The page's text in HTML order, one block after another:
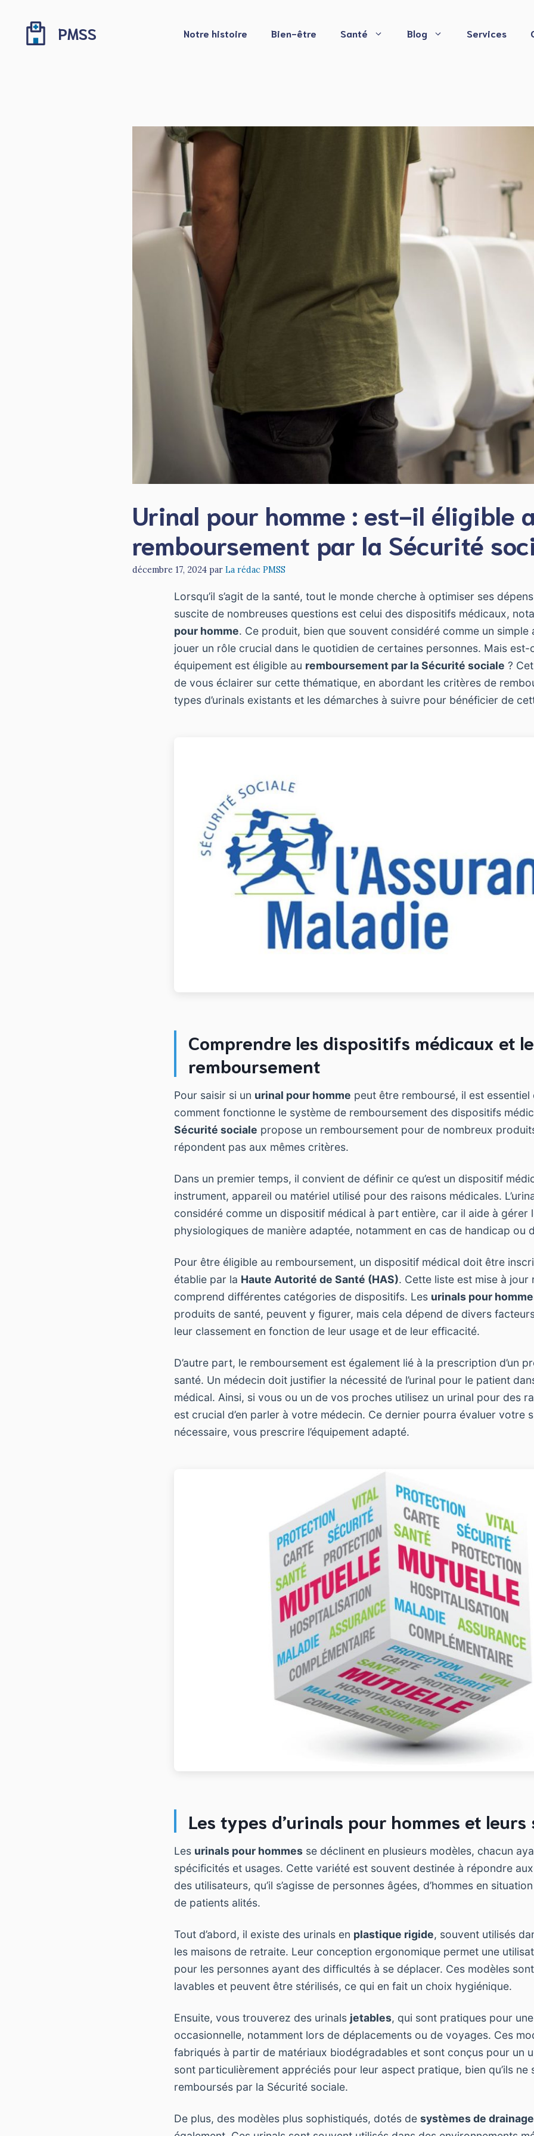
contenu
PMSS Notre histoire Bien-être Santé Blog Services
Urinal pour homme : est-il éligible
remboursement par la Sécurité
décembre 17, 2024 par La rédac PMSS
Lorsqu’il s’agit de la santé, tout le monde cherche à optimiser ses
suscite de nombreuses questions est celui des dispositifs médicaux,
pour homme. Ce produit, bien que souvent considéré comme un simple
jouer un rôle crucial dans le quotidien de certaines personnes. Mais est-
équipement est éligible au remboursement par la Sécurité sociale ?
de vous éclairer sur cette thématique, en abordant les critères de
types d’urinals existants et les démarches à suivre pour bénéficier de
Comprendre les dispositifs médicaux et
remboursement
Pour saisir si un urinal pour homme peut être remboursé, il est
comment fonctionne le système de remboursement des dispositifs
Sécurité sociale propose un remboursement pour de nombreux
répondent pas aux mêmes critères.
Dans un premier temps, il convient de définir ce qu’est un dispositif
instrument, appareil ou matériel utilisé pour des raisons médicales.
considéré comme un dispositif médical à part entière, car il aide à gérer
physiologiques de manière adaptée, notamment en cas de handicap ou
Pour être éligible au remboursement, un dispositif médical doit être
établie par la Haute Autorité de Santé (HAS). Cette liste est mise à jour
comprend différentes catégories de dispositifs. Les urinals pour
produits de santé, peuvent y figurer, mais cela dépend de divers
leur classement en fonction de leur usage et de leur efficacité.
D’autre part, le remboursement est également lié à la prescription d’un
santé. Un médecin doit justifier la nécessité de l’urinal pour le patient
médical. Ainsi, si vous ou un de vos proches utilisez un urinal pour des
est crucial d’en parler à votre médecin. Ce dernier pourra évaluer votre
nécessaire, vous prescrire l’équipement adapté.
Les types d’urinals pour hommes et
Les urinals pour hommes se déclinent en plusieurs modèles, chacun
spécificités et usages. Cette variété est souvent destinée à répondre
des utilisateurs, qu’il s’agisse de personnes âgées, d’hommes en
de patients alités.
Tout d’abord, il existe des urinals en plastique rigide, souvent utilisés
les maisons de retraite. Leur conception ergonomique permet une
pour les personnes ayant des difficultés à se déplacer. Ces modèles
lavables et peuvent être stérilisés, ce qui en fait un choix hygiénique.
Ensuite, vous trouverez des urinals jetables, qui sont pratiques pour
occasionnelle, notamment lors de déplacements ou de voyages. Ces
fabriqués à partir de matériaux biodégradables et sont conçus pour un
sont particulièrement appréciés pour leur aspect pratique, bien qu’ils ne
remboursés par la Sécurité sociale.
De plus, des modèles plus sophistiqués, dotés de systèmes de drainage